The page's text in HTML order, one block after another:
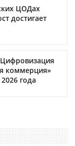
ЦОДах
достигает
коммерция»
года